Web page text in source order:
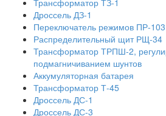
Трансформатор ТЗ-1
Дроссель ДЗ-1
Переключатель режимов ПР-103
Распределительный щит РЩ-34
Трансформатор ТРПШ-2,
подмагничиванием шунтов
Аккумуляторная батарея
Трансформатор Т-45
Дроссель ДС-1
Дроссель ДС-3